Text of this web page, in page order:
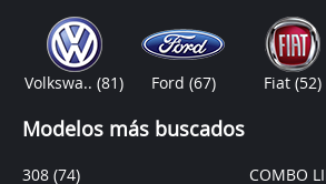
Volkswa..(81) Ford (67) Fiat (52)
Modelos más buscados
308 (74) COMBO